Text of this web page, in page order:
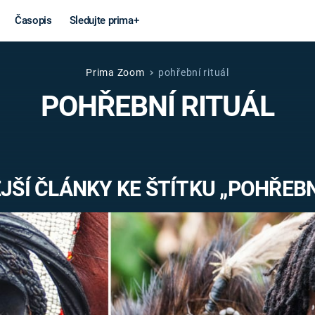
Časopis Sledujte prima+
Věda a
technika
MARS
Války
VÁLEČNÉ
Záhady a
Prima Zoom pohřební rituál
POHŘEBNÍ RITUÁL
ČLÁNKY KE ŠTÍTKU